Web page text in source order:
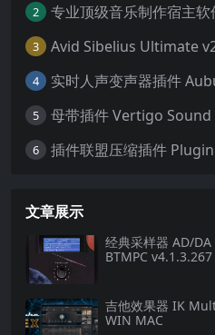
2
3
4
5
6
文章展示
经典采样器 AD/
BTMPC
吉他效果器 IK
WIN MAC